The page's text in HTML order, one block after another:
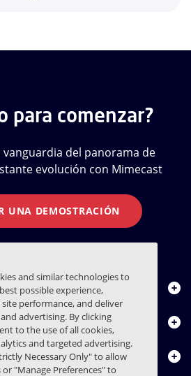
para comenzar?
vanguardia del panorama de
evolución con Mimecast
UNA DEMOSTRACIÓN
and similar technologies to
possible experience,
performance, and deliver
advertising. By clicking
to the use of all cookies,
and targeted advertising.
Necessary Only" to allow
"Manage Preferences" to